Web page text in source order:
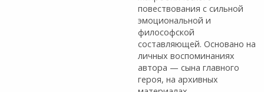
повествования с сильной
эмоциональной и
философской
составляющей. Основано на
личных воспоминаниях
автора — сына главного
героя, на архивных